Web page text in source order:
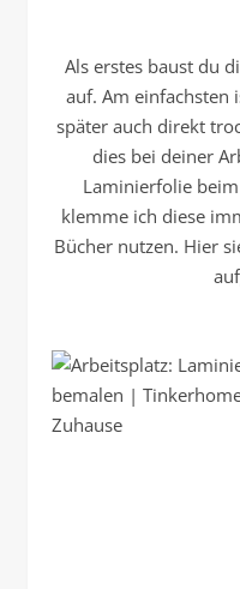
Als erstes baust du
auf. Am einfachsten
später auch direkt
dies bei deiner
Laminierfolie
klemme ich diese
Bücher nutzen. Hier